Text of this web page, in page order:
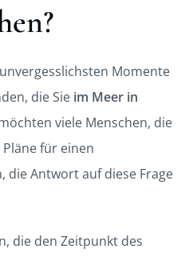
Momente
die Sie im Meer in
viele Menschen, die
für einen
die Antwort auf diese Frage
die den Zeitpunkt des